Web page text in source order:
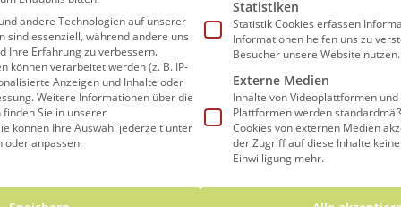
eines
WASSERRAD IM FLUSS AM ROTTECK-
andere Technologien auf unserer
sind essenziell, während andere uns
Ihre Erfahrung zu verbessern.
können verarbeitet werden (z. B. IP-
Anzeigen und Inhalte oder
Weitere Informationen über die
Sie in unserer
können Ihre Auswahl jederzeit unter
oder anpassen.
Statistiken
Statistik Cookies erfassen
Informationen helfen uns zu
Besucher unsere Website nutzen.
Externe Medien
Inhalte von Videoplattformen
Plattformen werden
Cookies von externen Medien
der Zugriff auf diese Inhalte
Einwilligung mehr.